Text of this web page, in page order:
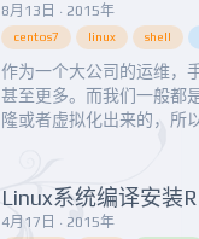
8月13日 · 2015年
centos7 linux shell
作为一个大公司的运维，
甚至更多。而我们一般都
隆或者虚拟化出来的，所
ifconfg确认下是否是我要
4月17日 · 2015年
Linux系统编译安装